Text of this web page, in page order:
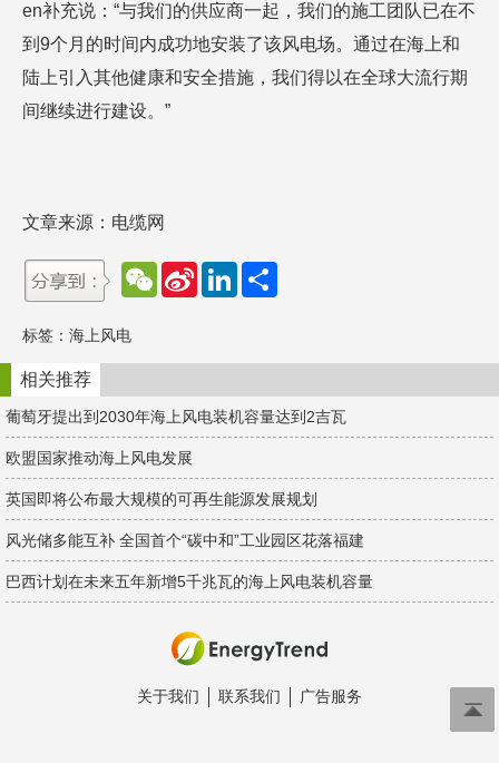
en补充说：“与我们的供应商一起，我们的施工团队已在不
到9个月的时间内成功地安装了该风电场。通过在海上和
陆上引入其他健康和安全措施，我们得以在全球大流行期
间继续进行建设。”
文章来源：电缆网
W
e
t
S
e
b
o
L
d
n
标签： 海上风电
相关推荐
葡萄牙提出到2030年海上风电装机容量达到2吉瓦
欧盟国家推动海上风电发展
英国即将公布最大规模的可再生能源发展规划
风光储多能互补 全国首个“碳中和”工业园区花落福建
巴西计划在未来五年新增5千兆瓦的海上风电装机容量
关于我们 联系我们 广告服务